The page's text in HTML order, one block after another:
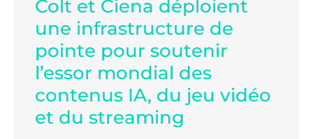
Colt et Ciena déploient
une infrastructure de
pointe pour soutenir
l’essor mondial des
contenus IA, du jeu vidéo
et du streaming